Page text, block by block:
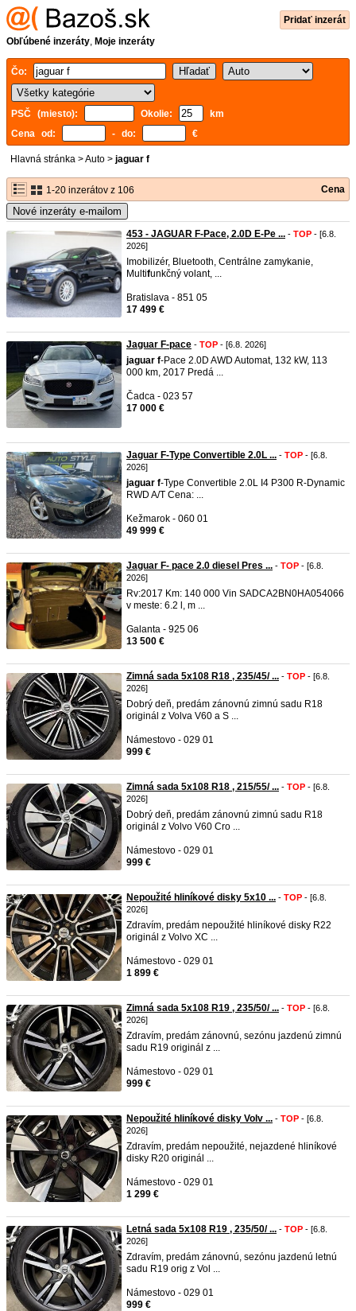
Pridať inzerát
Obľúbené inzeráty, Moje inzeráty
Čo:
PSČ (miesto): Okolie:
km
Cena od:
- do: €
Hlavná stránka >Auto > jaguar f
1-20 inzerátov z 106 Cena
Nové inzeráty e-mailom
453 - JAGUAR F-Pace, 2.0D E-Pe ... - TOP - [6.8.
2026]
Imobilizér, Bluetooth, Centrálne zamykanie,
Multifunkčný volant, ...
Bratislava - 851 05
17 499 €
Jaguar F-pace - TOP - [6.8. 2026]
jaguar f-Pace 2.0D AWD Automat, 132 kW, 113
000 km, 2017 Predá ...
Čadca - 023 57
17 000 €
Jaguar F-Type Convertible 2.0L ... - TOP - [6.8.
2026]
jaguar f-Type Convertible 2.0L I4 P300 R-Dynamic
RWD A/T Cena: ...
Kežmarok - 060 01
49 999 €
Jaguar F- pace 2.0 diesel Pres ... - TOP - [6.8.
2026]
Rv:2017 Km: 140 000 Vin SADCA2BN0HA054066
v meste: 6.2 l, m ...
Galanta - 925 06
13 500 €
Zimná sada 5x108 R18 , 235/45/ ... - TOP - [6.8.
2026]
Dobrý deň, predám zánovnú zimnú sadu R18
originál z Volva V60 a S ...
Námestovo - 029 01
999 €
Zimná sada 5x108 R18 , 215/55/ ... - TOP - [6.8.
2026]
Dobrý deň, predám zánovnú zimnú sadu R18
originál z Volvo V60 Cro ...
Námestovo - 029 01
999 €
Nepoužité hliníkové disky 5x10 ... - TOP - [6.8.
2026]
Zdravím, predám nepoužité hliníkové disky R22
originál z Volvo XC ...
Námestovo - 029 01
1 899 €
Zimná sada 5x108 R19 , 235/50/ ... - TOP - [6.8.
2026]
Zdravím, predám zánovnú, sezónu jazdenú zimnú
sadu R19 originál z ...
Námestovo - 029 01
999 €
Nepoužité hliníkové disky Volv ... - TOP - [6.8.
2026]
Zdravím, predám nepoužité, nejazdené hliníkové
disky R20 originál ...
Námestovo - 029 01
1 299 €
Letná sada 5x108 R19 , 235/50/ ... - TOP - [6.8.
2026]
Zdravím, predám zánovnú, sezónu jazdenú letnú
sadu R19 orig z Vol ...
Námestovo - 029 01
999 €